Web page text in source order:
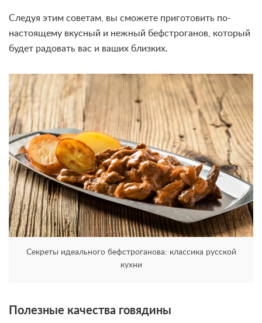
Следуя этим советам, вы сможете приготовить по-
настоящему вкусный и нежный бефстроганов, который
будет радовать вас и ваших близких.
Секреты идеального бефстроганова: классика русской
кухни
Полезные качества говядины